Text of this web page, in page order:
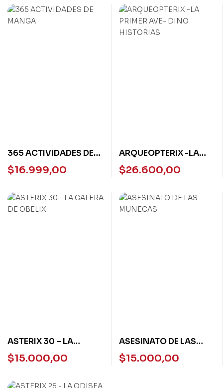
365 ACTIVIDADES DE
MANGA
$16.999,00
ARQUEOPTERIX -LA
PRIMER AVE- DINO
HISTORIAS
$26.600,00
ASTERIX 30 – LA
GALERA DE OBELIX
$15.000,00
ASESINATO DE LAS
MUNECAS
$15.000,00